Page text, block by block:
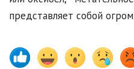
представляет собой